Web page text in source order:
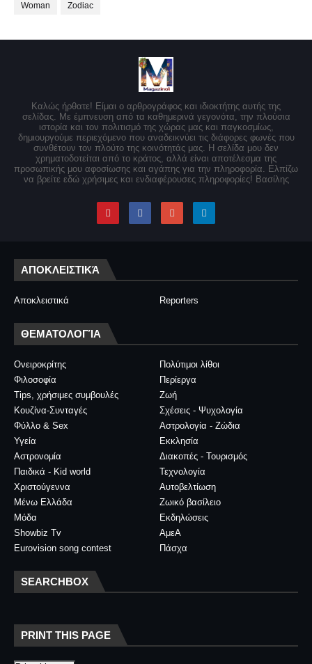
Woman Zodiac
Καλώς ήρθατε! Είμαι ο αρθρογράφος και ιδιοκτήτης αυτής της
σελίδας. Με έμπνευση από τα καθημερινά γεγονότα, την πλούσια
ιστορία και τον πολιτισμό της χώρας μας και παγκοσμίως,
δημιουργούμε περιεχόμενο που αναδεικνύει τις διάφορες φωνές που
συνθέτουν τον πλούτο της κοινότητάς μας. Η σελίδα μου δεν
χρηματοδοτείται από το κράτος, αλλά είναι αποτέλεσμα της
προσωπικής μου αφοσίωσης και αγάπης για την πληροφορία. Ελπίζω
να βρείτε εδώ χρήσιμες και ενδιαφέρουσες πληροφορίες! Βασίλης
ΑΠΟΚΛΕΙΣΤΙΚΆ
Αποκλειστικά Reporters
ΘΕΜΑΤΟΛΟΓΊΑ
Ονειροκρίτης
Πολύτιμοι λίθοι
Φιλοσοφία
Περίεργα
Tips, χρήσιμες συμβουλές
Ζωή
Κουζίνα-Συνταγές
Σχέσεις - Ψυχολογία
Φύλλο & Sex
Αστρολογία - Ζώδια
Υγεία
Εκκλησία
Αστρονομία
Διακοπές - Τουρισμός
Παιδικά - Kid world
Τεχνολογία
Χριστούγεννα
Αυτοβελτίωση
Μένω Ελλάδα
Ζωικό βασίλειο
Μόδα
Εκδηλώσεις
Showbiz Tv
ΑμεΑ
Eurovision song contest
Πάσχα
SEARCHBOX
PRINT THIS PAGE